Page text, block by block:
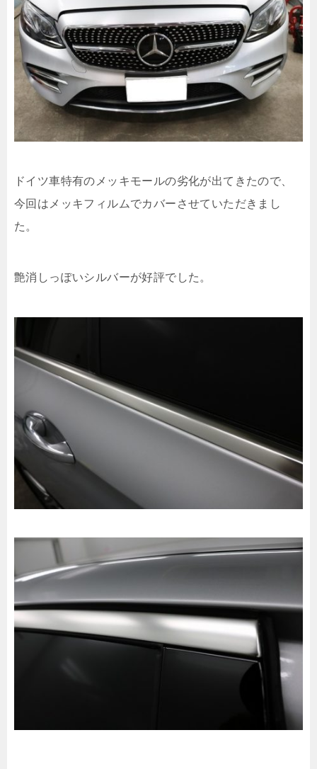
ドイツ車特有のメッキモールの劣化が出てきたので、
今回はメッキフィルムでカバーさせていただきまし
た。
艶消しっぽいシルバーが好評でした。